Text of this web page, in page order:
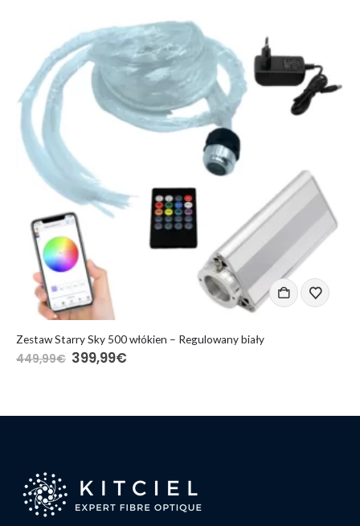
Zestaw Starry Sky 500 włókien – Regulowany biały
449,99€ 399,99€
DODAJ DO KOSZYKA